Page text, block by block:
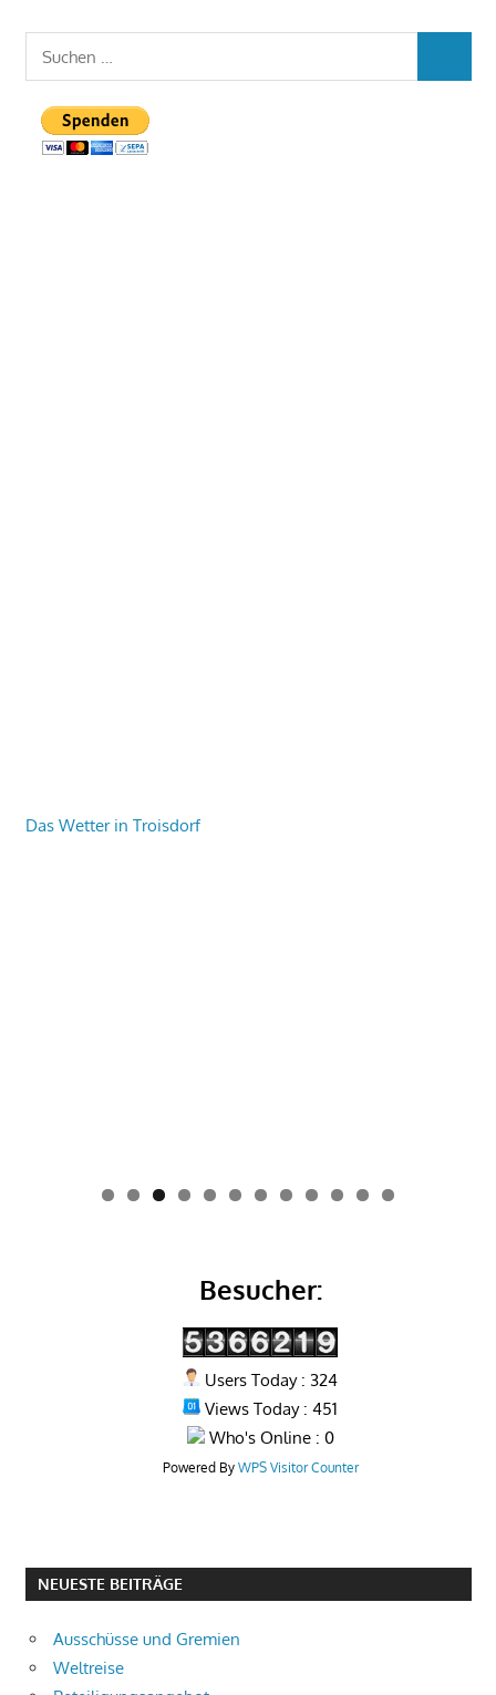
Das Wetter in Troisdorf
0 1 2
Besucher:
Users Today : 324
Views Today : 451
Who's Online : 0
Powered By WPS Visitor Counter
NEUESTE BEITRÄGE
Ausschüsse und Gremien
Weltreise